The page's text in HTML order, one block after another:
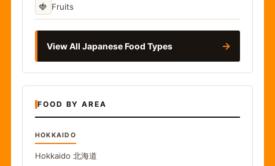
🍓 Fruits
View All Japanese Food Types →
FOOD BY AREA
HOKKAIDO
Hokkaido 北海道